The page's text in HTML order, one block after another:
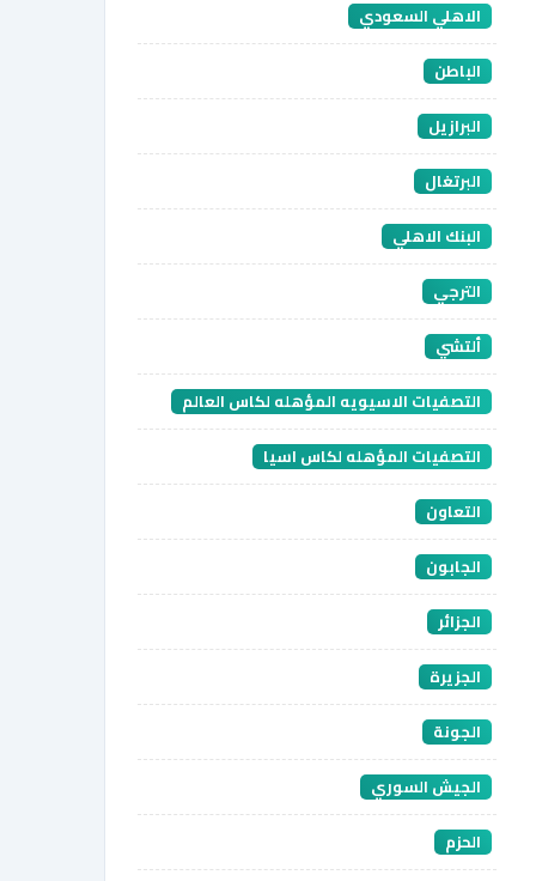
الاهلي السعودي
الباطن
البرازيل
البرتغال
البنك الاهلي
الترجي
ألتشي
التصفيات الاسيويه المؤهله لكاس العالم
التصفيات المؤهله لكاس اسيا
التعاون
الجابون
الجزائر
الجزيرة
الجونة
الجيش السوري
الحزم